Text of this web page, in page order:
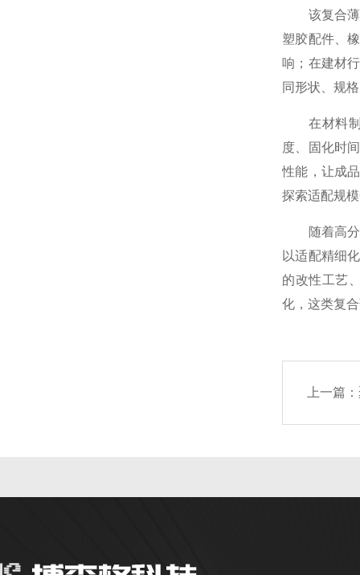
该复合薄膜
塑胶配件、
响；在建材
同形状、规
在材料制
度、固化时
性能，让成
探索适配规
随着高分子
以适配精细
的改性工艺
化，这类复
上一篇：